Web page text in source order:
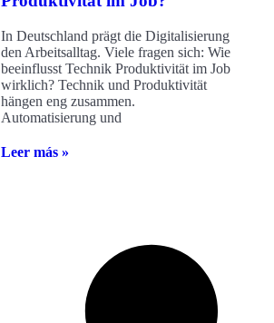
In Deutschland prägt die Digitalisierung
den Arbeitsalltag. Viele fragen sich: Wie
beeinflusst Technik Produktivität im Job
wirklich? Technik und Produktivität
hängen eng zusammen.
Automatisierung und
Leer más »